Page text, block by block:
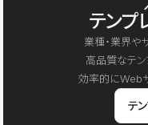
テンプ
業種・業界や
高品質なテン
効率的にWeb
テ